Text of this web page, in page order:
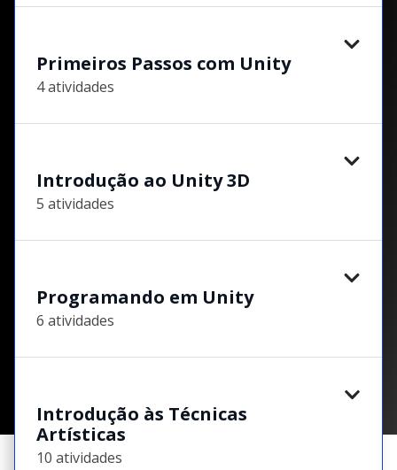
Primeiros Passos com Unity
4 atividades
Introdução ao Unity 3D
5 atividades
Programando em Unity
6 atividades
Introdução às Técnicas
Artísticas
10 atividades